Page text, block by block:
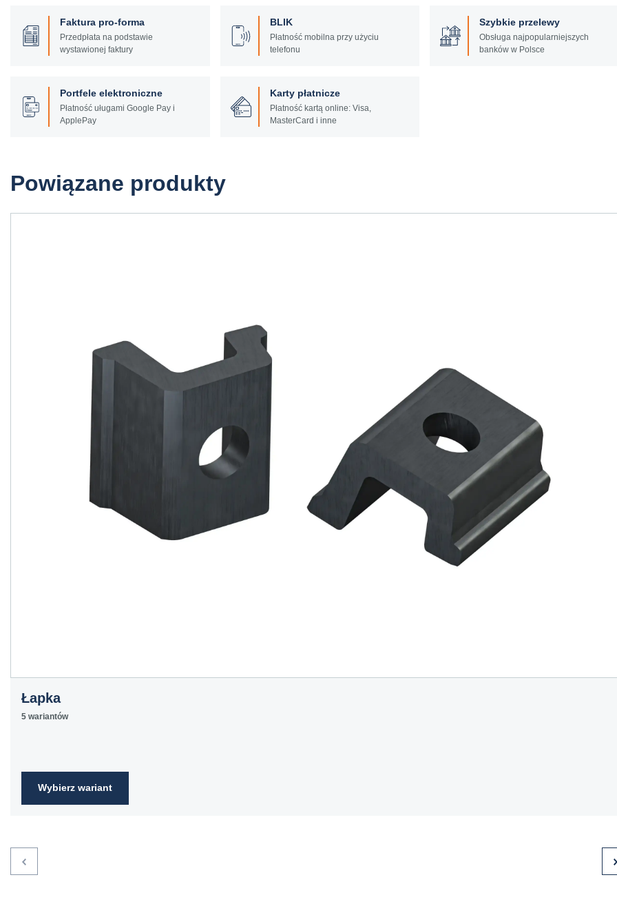
Faktura pro-forma
Przedpłata na podstawie
wystawionej faktury
BLIK
Płatność mobilna przy użyciu
telefonu
Szybkie przelewy
Obsługa najpopularniejszych
banków w Polsce
Portfele elektroniczne
Płatność uługami Google Pay i
ApplePay
Karty płatnicze
Płatność kartą online: Visa,
MasterCard i inne
Powiązane produkty
Łapka
5 wariantów
Wybierz wariant